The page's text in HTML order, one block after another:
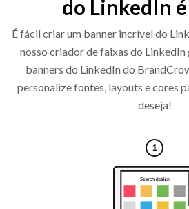
do LinkedIn
É fácil criar um banner incrível do
nosso criador de faixas do
banners do LinkedIn do
personalize fontes, layouts e cores
deseja!